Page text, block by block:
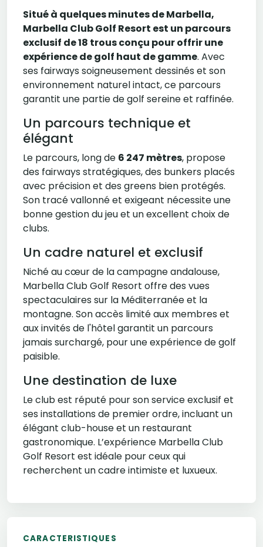
Situé à quelques minutes de Marbella,
Marbella Club Golf Resort est un parcours
exclusif de 18 trous conçu pour offrir une
expérience de golf haut de gamme. Avec
ses fairways soigneusement dessinés et son
environnement naturel intact, ce parcours
garantit une partie de golf sereine et raffinée.
Un parcours technique et
élégant
Le parcours, long de 6 247 mètres, propose
des fairways stratégiques, des bunkers placés
avec précision et des greens bien protégés.
Son tracé vallonné et exigeant nécessite une
bonne gestion du jeu et un excellent choix de
clubs.
Un cadre naturel et exclusif
Niché au cœur de la campagne andalouse,
Marbella Club Golf Resort offre des vues
spectaculaires sur la Méditerranée et la
montagne. Son accès limité aux membres et
aux invités de l'hôtel garantit un parcours
jamais surchargé, pour une expérience de golf
paisible.
Une destination de luxe
Le club est réputé pour son service exclusif et
ses installations de premier ordre, incluant un
élégant club-house et un restaurant
gastronomique. L’expérience Marbella Club
Golf Resort est idéale pour ceux qui
recherchent un cadre intimiste et luxueux.
CARACTERISTIQUES